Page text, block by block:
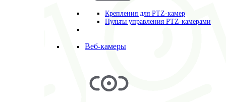
Крепления для PTZ-камер
Пульты управления PTZ-камерами
Веб-камеры